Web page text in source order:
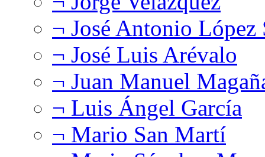
¬ José Antonio López
¬ José Luis Arévalo
¬ Juan Manuel
¬ Luis Ángel García
¬ Mario San Martí